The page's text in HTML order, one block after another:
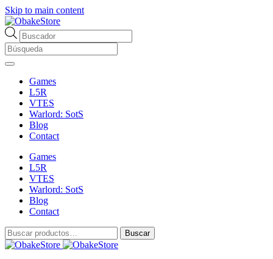
Skip to main content
Búsqueda
de
productos
Games
L5R
VTES
Warlord: SotS
Blog
Contact
Games
L5R
VTES
Warlord: SotS
Blog
Contact
Buscar
por:
Buscar